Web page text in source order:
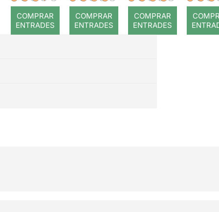
COMPRAR
ENTRADES
COMPRAR
ENTRADES
COMPRAR
ENTRADES